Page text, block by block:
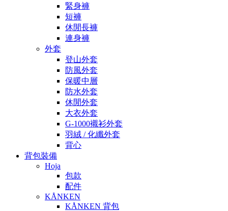
緊身褲
短褲
休閒長褲
連身褲
外套
登山外套
防風外套
保暖中層
防水外套
休閒外套
大衣外套
G-1000襯衫外套
羽絨 / 化纖外套
背心
背包裝備
Hoja
包款
配件
KÅNKEN
KÅNKEN 背包